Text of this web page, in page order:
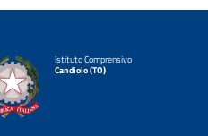
Istituto Comprensivo
Candiolo (TO)